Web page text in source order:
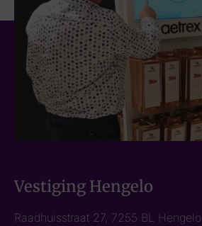
Vestiging Hengelo
Raadhuisstraat 27, 7255 BL Hengelo